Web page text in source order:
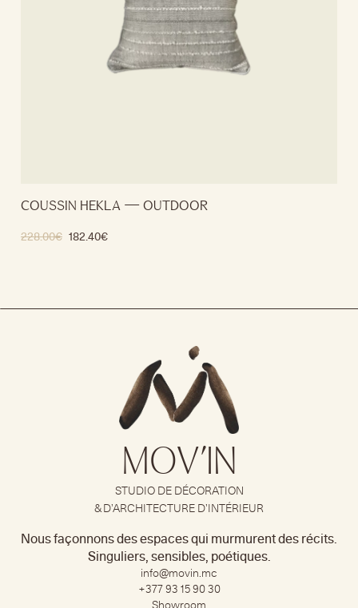
COUSSIN HEKLA — OUTDOOR
228.00€ 182.40€
MOV’IN
STUDIO DE DÉCORATION
& D’ARCHITECTURE D’INTÉRIEUR
Nous façonnons des espaces qui murmurent des récits.
Singuliers, sensibles, poétiques.
info@movin.mc
+377 93 15 90 30​
Showroom